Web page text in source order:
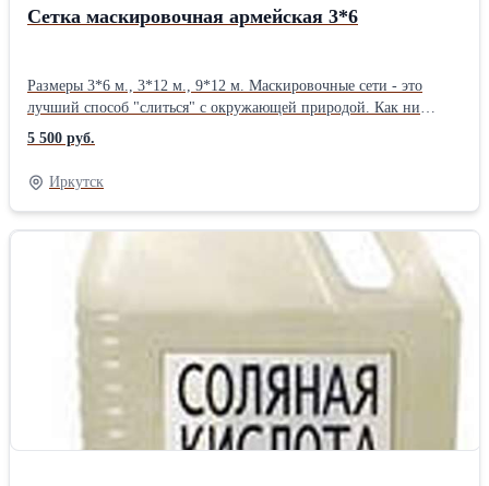
Сетка маскировочная армейская 3*6
Размеры 3*6 м., 3*12 м., 9*12 м. Маскировочные сети - это
лучший способ "слиться" с окружающей природой. Как ни
странно, но маскировочные сети используют не только военные,
но также они нужны охотникам, рыболовам, туристам и даже
садоводам. Представленная продукция находит свое применение
при отделке (декорировании) элементов ландшафта, беседок,
заборов, навесов и пр. Предлагаемые маскировочные сети
являются аналогами маскировочных комплектов, принятых на
снабжение в Вооруженных Силах РФ и изготовлены из пленки
специального назначения, окрашенной в массе. Основные
потребительские преимущества предлагаемых маскировочных
сетей: легко выдерживают ветровую нагрузку, не горят, не
гниют, не промокают, вес 2-4 кг. Из представленных элементов
сети можно самостоятельно быстро и легко скомпоновать
нужный размер маскировочной сети. Для этого нужно скрепить
(связать, сшить) элементы друг с другом.
5 500 руб.
Иркутск